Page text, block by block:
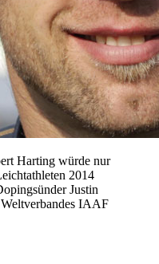
Harting würde nur
2014
Justin
IAAF